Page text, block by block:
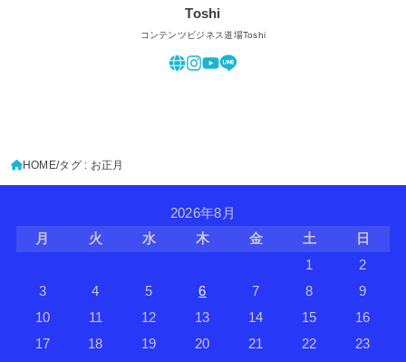
Toshi
コンテンツビジネス道場Toshi
HOME タグ : お正月
2026年8月
月
火 水 木 金 土
日
1
2
3
4 5 6 7 8
9
10
11 12 13 14 15
16
17
18 19 20 21 22
23